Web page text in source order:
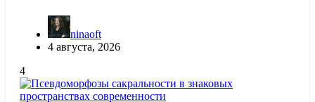
ninaoft
4 августа, 2026
4